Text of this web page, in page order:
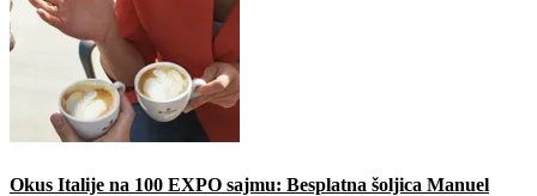
Okus Italije na 100 EXPO sajmu: Besplatna šoljica Manuel